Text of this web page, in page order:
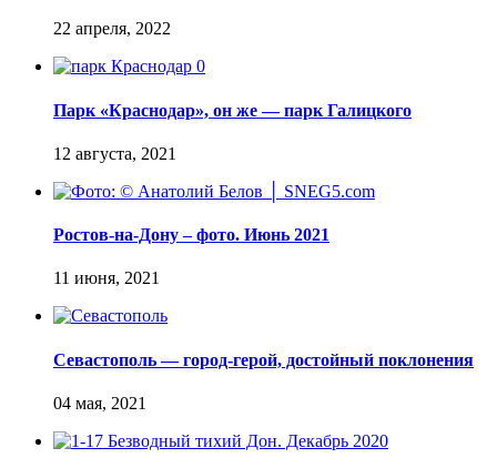
Парк «Краснодар», он же — парк Галицкого
Ростов-на-Дону – фото. Июнь 2021
Севастополь — город-герой, достойный поклонения